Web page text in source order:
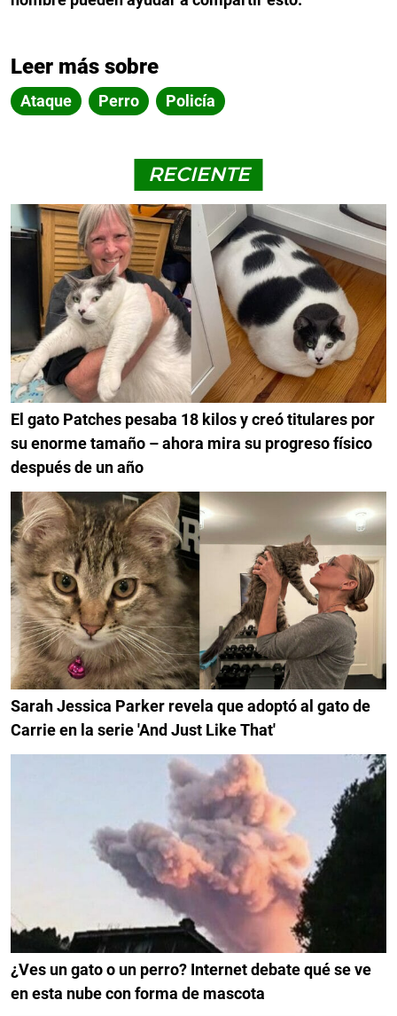
Leer más sobre
Ataque Perro Policía
RECIENTE
El gato Patches pesaba 18 kilos y creó titulares por
su enorme tamaño – ahora mira su progreso físico
después de un año
Sarah Jessica Parker revela que adoptó al gato de
Carrie en la serie 'And Just Like That'
¿Ves un gato o un perro? Internet debate qué se ve
en esta nube con forma de mascota